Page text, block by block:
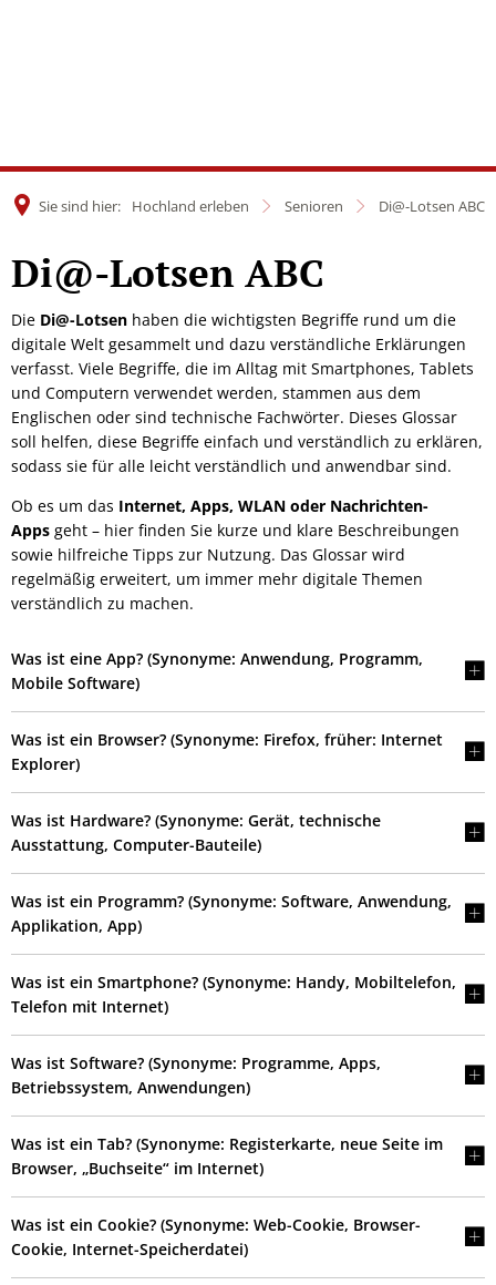
Sie sind hier: Hochland erleben Senioren Di@-Lotsen ABC
Di@-
Lotsen
ABC
Di@-Lotsen ABC
Die Di@-Lotsen haben die wichtigsten Begriffe rund um die
digitale Welt gesammelt und dazu verständliche Erklärungen
verfasst. Viele Begriffe, die im Alltag mit Smartphones, Tablets
und Computern verwendet werden, stammen aus dem
Englischen oder sind technische Fachwörter. Dieses Glossar
soll helfen, diese Begriffe einfach und verständlich zu erklären,
sodass sie für alle leicht verständlich und anwendbar sind.
Ob es um das Internet, Apps, WLAN oder Nachrichten-
Apps geht – hier finden Sie kurze und klare Beschreibungen
sowie hilfreiche Tipps zur Nutzung. Das Glossar wird
regelmäßig erweitert, um immer mehr digitale Themen
verständlich zu machen.
Was ist eine App? (Synonyme: Anwendung, Programm,
Mobile Software)
Was ist ein Browser? (Synonyme: Firefox, früher: Internet
Explorer)
Was ist Hardware? (Synonyme: Gerät, technische
Ausstattung, Computer-Bauteile)
Was ist ein Programm? (Synonyme: Software, Anwendung,
Applikation, App)
Was ist ein Smartphone? (Synonyme: Handy, Mobiltelefon,
Telefon mit Internet)
Was ist Software? (Synonyme: Programme, Apps,
Betriebssystem, Anwendungen)
Was ist ein Tab? (Synonyme: Registerkarte, neue Seite im
Browser, „Buchseite“ im Internet)
Was ist ein Cookie? (Synonyme: Web-Cookie, Browser-
Cookie, Internet-Speicherdatei)